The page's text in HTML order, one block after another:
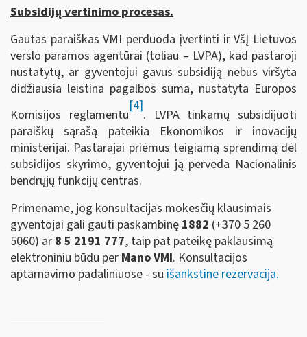
Subsidijų vertinimo procesas.
Gautas paraiškas VMI perduoda įvertinti ir VšĮ Lietuvos
verslo paramos agentūrai (toliau – LVPA), kad pastaroji
nustatytų, ar gyventojui gavus subsidiją nebus viršyta
didžiausia leistina pagalbos suma, nustatyta Europos
Komisijos reglamentu
[4]
. LVPA tinkamų subsidijuoti
paraiškų sąrašą pateikia Ekonomikos ir inovacijų
ministerijai. Pastarajai priėmus teigiamą sprendimą dėl
subsidijos skyrimo, gyventojui ją perveda Nacionalinis
bendrųjų funkcijų centras.
Primename, jog konsultacijas mokesčių klausimais
gyventojai gali gauti paskambinę 1882 (+370 5 260
5060) ar 8 5 2191 777, taip pat pateikę paklausimą
elektroniniu būdu per Mano VMI. Konsultacijos
aptarnavimo padaliniuose - su išankstine rezervacija.